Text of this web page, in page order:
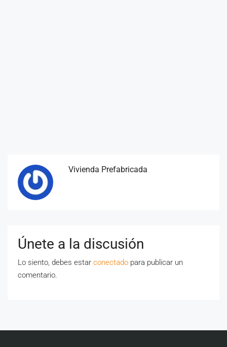
Vivienda Prefabricada
Únete a la discusión
Lo siento, debes estar conectado para publicar un
comentario.